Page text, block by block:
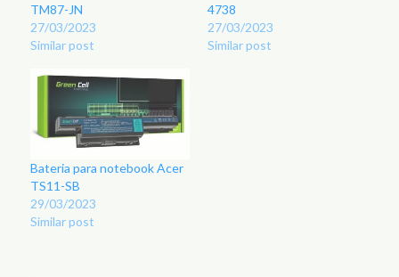
TM87-JN
27/03/2023
Similar post
4738
27/03/2023
Similar post
Bateria para notebook Acer
TS11-SB
29/03/2023
Similar post